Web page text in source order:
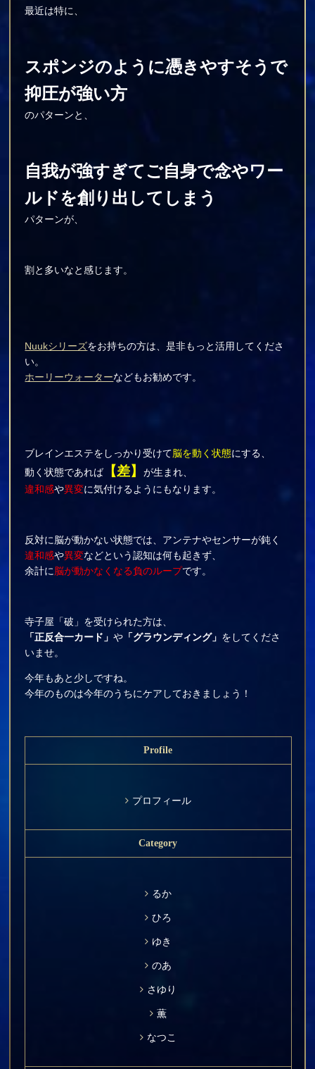
最近は特に、
スポンジのように憑きやすそうで
抑圧が強い方
のパターンと、
自我が強すぎてご自身で念やワー
ルドを創り出してしまう
パターンが、
割と多いなと感じます。
Nuukシリーズをお持ちの方は、是非もっと活用してくださ
い。
ホーリーウォーターなどもお勧めです。
ブレインエステをしっかり受けて脳を動く状態にする、
動く状態であれば【差】が生まれ、
違和感や異変に気付けるようにもなります。
反対に脳が動かない状態では、アンテナやセンサーが鈍く
違和感や異変などという認知は何も起きず、
余計に脳が動かなくなる負のループです。
寺子屋「破」を受けられた方は、
「正反合一カード」や 「グラウンディング」 をしてくださ
いませ。
今年もあと少しですね。
今年のものは今年のうちにケアしておきましょう！
Profile
プロフィール
Category
るか
ひろ
ゆき
のあ
さゆり
薫
なつこ